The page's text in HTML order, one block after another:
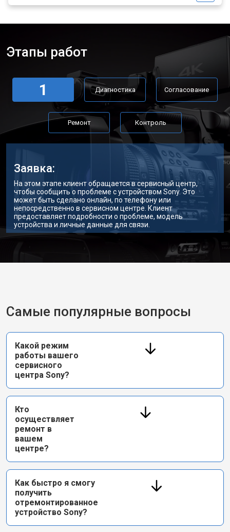
Этапы работ
1 Диагностика Согласование
Ремонт Контроль
Заявка:
На этом этапе клиент обращается в сервисный центр,
чтобы сообщить о проблеме с устройством Sony. Это
может быть сделано онлайн, по телефону или
непосредственно в сервисном центре. Клиент
предоставляет подробности о проблеме, модель
устройства и личные данные для связи.
Самые популярные вопросы
Какой режим
работы вашего
сервисного
центра Sony?
Кто
осуществляет
ремонт в
вашем
центре?
Как быстро я смогу
получить
отремонтированное
устройство Sony?